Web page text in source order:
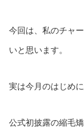
今回は、私のチャ
いと思います。
実は今月のはじめ
公式初披露の縮毛